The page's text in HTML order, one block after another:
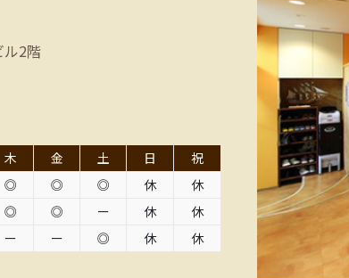
2階
木 金 土 日
祝
◎ ◎ ◎ 休
休
◎ ◎ ー 休
休
ー ー ◎ 休 休